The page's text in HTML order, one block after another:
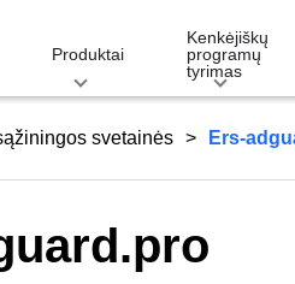
Produktai
Kenkėjiškų
programų
tyrimas
svetainės Ers-